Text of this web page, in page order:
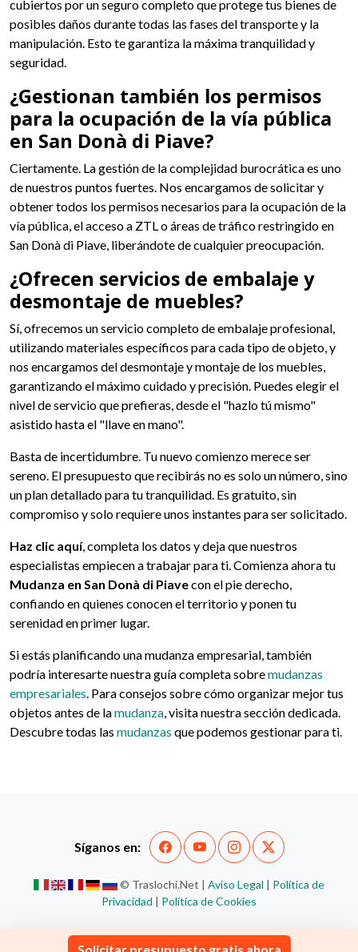
cubiertos por un seguro completo que protege tus bienes de
posibles daños durante todas las fases del transporte y la
manipulación. Esto te garantiza la máxima tranquilidad y
seguridad.
¿Gestionan también los permisos
para la ocupación de la vía pública
en San Donà di Piave?
Ciertamente. La gestión de la complejidad burocrática es uno
de nuestros puntos fuertes. Nos encargamos de solicitar y
obtener todos los permisos necesarios para la ocupación de la
vía pública, el acceso a ZTL o áreas de tráfico restringido en
San Donà di Piave, liberándote de cualquier preocupación.
¿Ofrecen servicios de embalaje y
desmontaje de muebles?
Sí, ofrecemos un servicio completo de embalaje profesional,
utilizando materiales específicos para cada tipo de objeto, y
nos encargamos del desmontaje y montaje de los muebles,
garantizando el máximo cuidado y precisión. Puedes elegir el
nivel de servicio que prefieras, desde el "hazlo tú mismo"
asistido hasta el "llave en mano".
Basta de incertidumbre. Tu nuevo comienzo merece ser
sereno. El presupuesto que recibirás no es solo un número, sino
un plan detallado para tu tranquilidad. Es gratuito, sin
compromiso y solo requiere unos instantes para ser solicitado.
Haz clic aquí, completa los datos y deja que nuestros
especialistas empiecen a trabajar para ti. Comienza ahora tu
Mudanza en San Donà di Piavecon el pie derecho,
confiando en quienes conocen el territorio y ponen tu
serenidad en primer lugar.
Si estás planificando una mudanza empresarial, también
podría interesarte nuestra guía completa sobremudanzas
empresariales. Para consejos sobre cómo organizar mejor tus
objetos antes de lamudanza, visita nuestra sección dedicada.
Descubre todas las mudanzas que podemos gestionar para ti.
Síganos en:
© Traslochi.Net |Aviso Legal | Política de
Privacidad | Política de Cookies